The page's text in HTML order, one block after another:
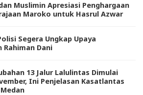
Muslimin Apresiasi Penghargaan
Maroko untuk Hasrul Azwar
Segera Ungkap Upaya
Rahiman Dani
13 Jalur Lalulintas Dimulai
Ini Penjelasan Kasatlantas